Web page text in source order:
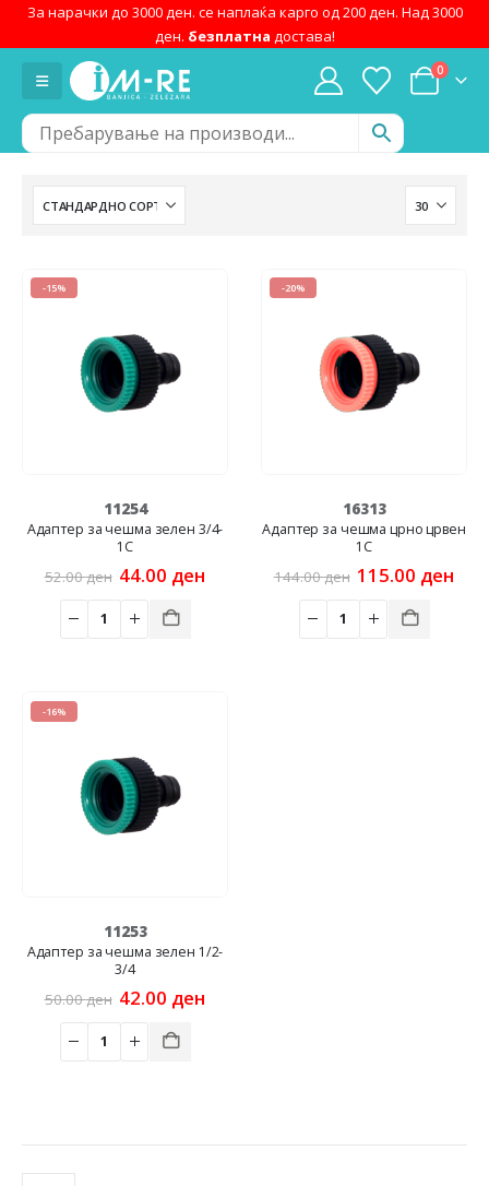
За нарачки до 3000 ден. се наплаќа карго од 200 ден. Над 3000
ден. безплатна достава!
0
-15%
11254
Адаптер за чешма зелен 3/4-
1C
52.00ден Original
was:
52.00 ден.
44.00 ден Current
-20%
16313
Адаптер за чешма црно црвен
1C
144.00ден Original
was:
144.00 ден.
115.00 ден
-16%
11253
Адаптер за чешма зелен 1/2-
3/4
50.00ден Original
was:
50.00 ден.
42.00 ден